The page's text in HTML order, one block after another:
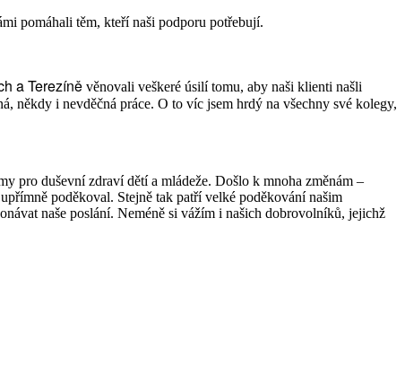
pomáhali těm, kteří naši podporu potřebují.
a Terezíně věnovali veškeré úsilí tomu, aby naši klienti našli
někdy i nevděčná práce. O to víc jsem hrdý na všechny své kolegy,
pro duševní zdraví dětí a mládeže. Došlo k mnoha změnám –
poděkoval. Stejně tak patří velké poděkování našim
naše poslání. Neméně si vážím i našich dobrovolníků, jejichž